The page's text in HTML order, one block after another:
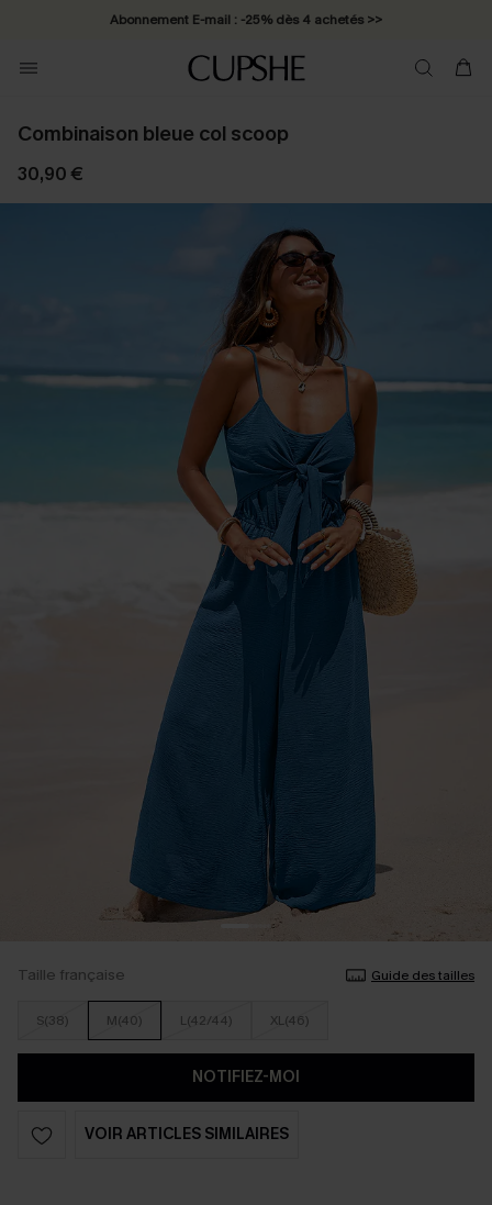
Abonnement E-mail : -25% dès 4 achetés >>
Combinaison bleue col scoop
30,90 €
Taille française Guide des tailles
S(38) M(40) L(42/44) XL(46)
NOTIFIEZ-MOI
VOIR ARTICLES SIMILAIRES